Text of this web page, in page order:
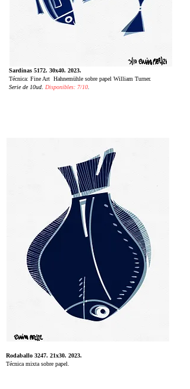
Sardinas 5172. 30x40. 2023.
Técnica: Fine Art Hahnemühle sobre papel William Turner.
Serie de 10ud
Disponibles: 7/10
Rodaballo 3247. 21x30. 2023.
Técnica mixta sobre papel.